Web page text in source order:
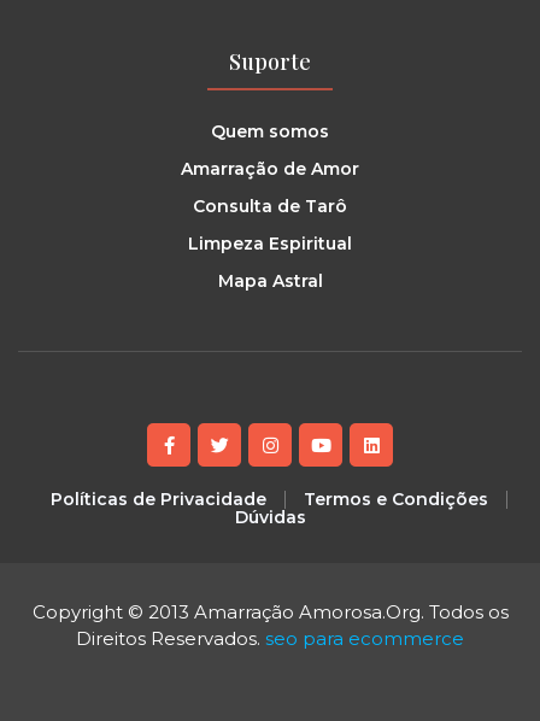
Suporte
Quem somos
Amarração de Amor
Consulta de Tarô
Limpeza Espiritual
Mapa Astral
Políticas de Privacidade
Termos e Condições
Dúvidas
Copyright © 2013 Amarração Amorosa.Org. Todos os
Direitos Reservados. seo para ecommerce